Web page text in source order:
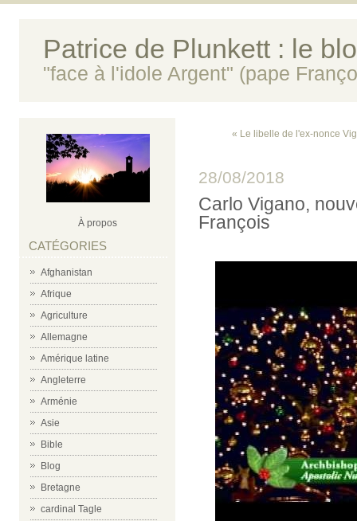
Patrice de Plunkett : le
"face à l'idole Argent" (pape
À propos
CATÉGORIES
Afghanistan
Afrique
Agriculture
Allemagne
Amérique latine
Angleterre
Arménie
Asie
Bible
Blog
Bretagne
cardinal Tagle
« Le libelle de l'ex-nonce
28/08/2018
Carlo Vigano,
François